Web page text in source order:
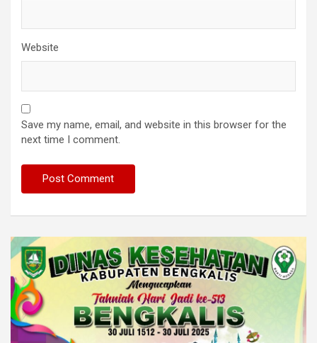
Website
Save my name, email, and website in this browser for the
next time I comment.